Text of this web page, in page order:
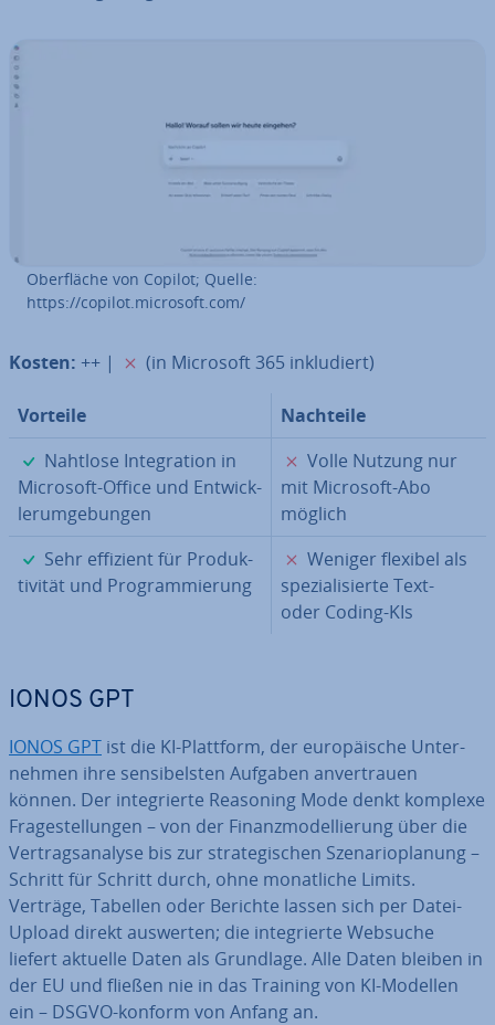
Ober­flä­che von Copilot; Quelle:
https://copilot.microsoft.com/
Kosten: ++ | ✗
(in Microsoft 365 in­klu­diert)
Vorteile
Nachteile
✓
Nahtlose In­te­gra­ti­on in
Microsoft-Office und Ent­wick­
ler­um­ge­bun­gen
✗
Volle Nutzung nur
mit Microsoft-Abo
möglich
✓
Sehr effizient für Pro­duk­
ti­vi­tät und Pro­gram­mie­rung
✗
Weniger flexibel als
spe­zia­li­sier­te Text-
oder Coding-KIs
IONOS GPT
IONOS GPT ist die KI-Plattform, der eu­ro­päi­sche Un­ter­
neh­men ihre sen­si­bels­ten Aufgaben an­ver­trau­en
können. Der in­te­grier­te Reasoning Mode denkt komplexe
Fra­ge­stel­lun­gen – von der Fi­nanz­mo­del­lie­rung über die
Ver­trags­ana­ly­se bis zur stra­te­gi­schen Sze­na­rio­pla­nung –
Schritt für Schritt durch, ohne mo­nat­li­che Limits.
Verträge, Tabellen oder Berichte lassen sich per Datei-
Upload direkt auswerten; die in­te­grier­te Websuche
liefert aktuelle Daten als Grundlage. Alle Daten bleiben in
der EU und fließen nie in das Training von KI-Modellen
ein – DSGVO-konform von Anfang an.